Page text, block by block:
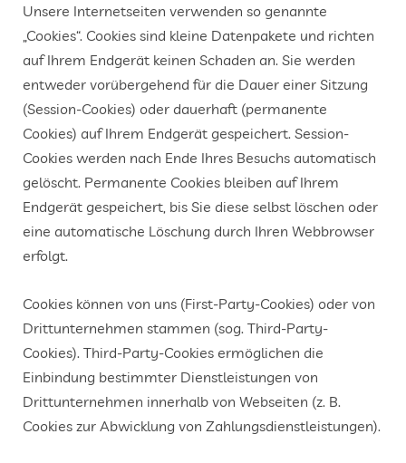
Unsere Internetseiten verwenden so genannte
„Cookies“. Cookies sind kleine Datenpakete und richten
auf Ihrem Endgerät keinen Schaden an. Sie werden
entweder vorübergehend für die Dauer einer Sitzung
(Session-Cookies) oder dauerhaft (permanente
Cookies) auf Ihrem Endgerät gespeichert. Session-
Cookies werden nach Ende Ihres Besuchs automatisch
gelöscht. Permanente Cookies bleiben auf Ihrem
Endgerät gespeichert, bis Sie diese selbst löschen oder
eine automatische Löschung durch Ihren Webbrowser
erfolgt.
Cookies können von uns (First-Party-Cookies) oder von
Drittunternehmen stammen (sog. Third-Party-
Cookies). Third-Party-Cookies ermöglichen die
Einbindung bestimmter Dienstleistungen von
Drittunternehmen innerhalb von Webseiten (z. B.
Cookies zur Abwicklung von Zahlungsdienstleistungen).